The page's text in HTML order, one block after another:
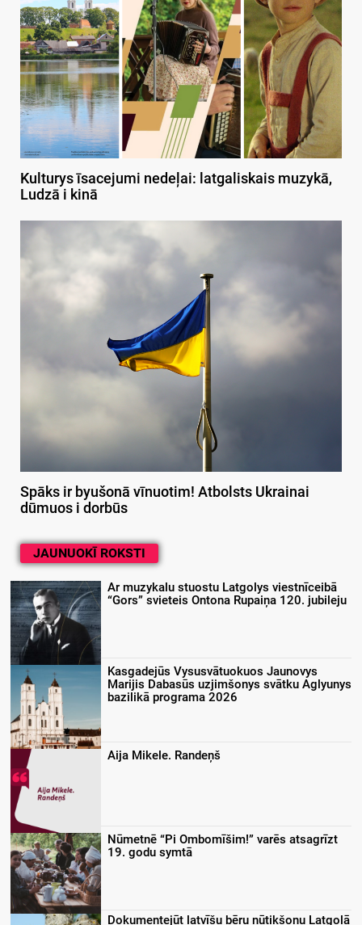
Kulturys īsacejumi nedeļai: latgaliskais muzykā,
Ludzā i kinā
Spāks ir byušonā vīnuotim! Atbolsts Ukrainai
dūmuos i dorbūs
JAUNUOKĪ ROKSTI
Ar muzykalu stuostu Latgolys viestnīceibā
“Gors” svieteis Ontona Rupaiņa 120. jubileju
Kasgadejūs Vysusvātuokuos Jaunovys
Marijis Dabasūs uzjimšonys svātku Aglyunys
bazilikā programa 2026
Aija Mikele. Randeņš
Nūmetnē “Pi Ombomīšim!” varēs atsagrīzt
19. godu symtā
Dokumentejūt latvīšu bēru nūtikšonu Latgolā